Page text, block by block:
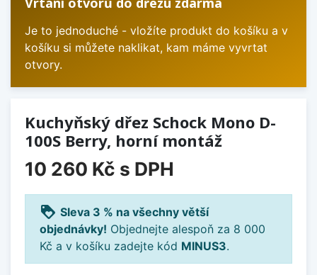
Je to jednoduché - vložíte produkt do košíku a v
košíku si můžete naklikat, kam máme vyvrtat
otvory.
Kuchyňský dřez Schock Mono D-
100S Berry, horní montáž
10 260 Kč s DPH
loyalty Sleva 3 % na všechny větší
objednávky! Objednejte alespoň za 8 000
Kč a v košíku zadejte kód MINUS3.